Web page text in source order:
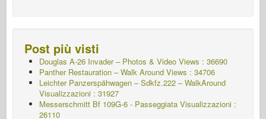
Post più visti
Douglas A-26 Invader – Photos & Video Views : 36690
Panther Restauration – Walk Around Views : 34706
Leichter Panzerspähwagen – Sdkfz.222 – WalkAround
Visualizzazioni : 31927
Messerschmitt Bf 109G-6 - Passeggiata Visualizzazioni :
26110